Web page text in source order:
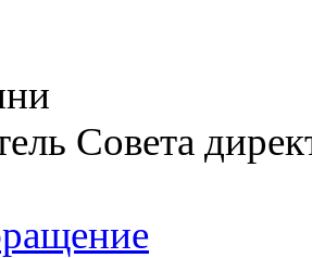
Совета